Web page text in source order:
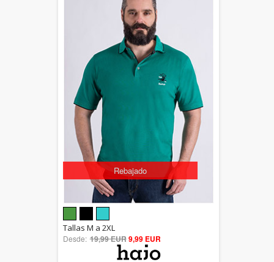
Rebajado
out of 5
Tallas M a 2XL
Desde: 19,99 EUR9,99 EUR